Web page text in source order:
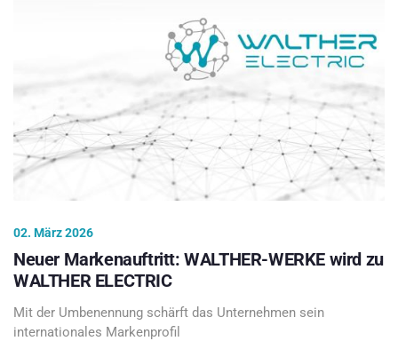
02. März 2026
Neuer Markenauftritt: WALTHER-WERKE wird zu
WALTHER ELECTRIC
Mit der Umbenennung schärft das Unternehmen sein
internationales Markenprofil